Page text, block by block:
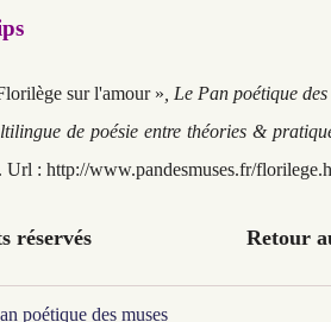
sur l'amour » , Le Pan poétique
de poésie entre théories &
Url : http://www.pandesmuses.fr/
réservés Retour au
poétique des muses